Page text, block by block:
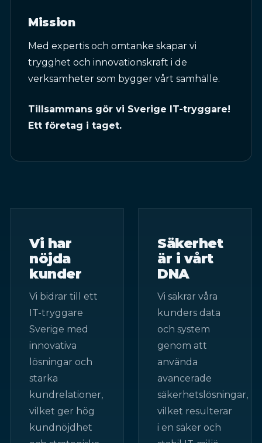
Mission
Med expertis och omtanke skapar vi
trygghet och innovationskraft i de
verksamheter som bygger vårt samhälle.
Tillsammans gör vi Sverige IT-tryggare!
Ett företag i taget.
Vi har
nöjda
kunder
Vi bidrar till ett
IT-tryggare
Sverige med
innovativa
lösningar och
starka
kundrelationer,
vilket ger hög
kundnöjdhet
Säkerhet
är i vårt
DNA
Vi säkrar våra
kunders data
och system
genom att
använda
avancerade
säkerhetslösningar,
vilket resulterar
i en säker och